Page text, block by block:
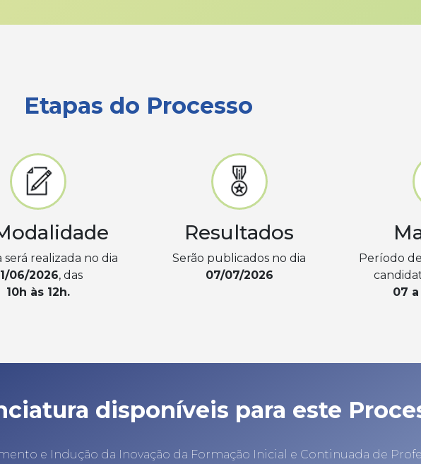
Etapas do Processo
será realizada no dia
06/2026, das
10h às 12h.
Resultados
Serão publicados no dia
07/07/2026
Período
07
disponíveis para este
e Indução da Inovação da Formação Inicial e Continuada de